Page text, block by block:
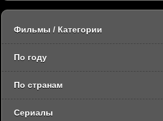
Фильмы / Категории
По году
По странам
Сериалы